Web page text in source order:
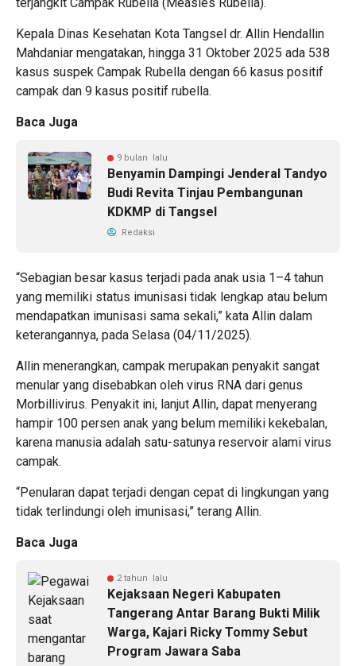
Kepala Dinas Kesehatan Kota Tangsel dr. Allin Hendallin
Mahdaniar mengatakan, hingga 31 Oktober 2025 ada 538
kasus suspek Campak Rubella dengan 66 kasus positif
campak dan 9 kasus positif rubella.
Baca Juga
9 bulan lalu
Benyamin Dampingi Jenderal Tandyo
Budi Revita Tinjau Pembangunan
KDKMP di Tangsel
Redaksi
“Sebagian besar kasus terjadi pada anak usia 1–4 tahun
yang memiliki status imunisasi tidak lengkap atau belum
mendapatkan imunisasi sama sekali,” kata Allin dalam
keterangannya, pada Selasa (04/11/2025).
Allin menerangkan, campak merupakan penyakit sangat
menular yang disebabkan oleh virus RNA dari genus
Morbillivirus. Penyakit ini, lanjut Allin, dapat menyerang
hampir 100 persen anak yang belum memiliki kekebalan,
karena manusia adalah satu-satunya reservoir alami virus
campak.
“Penularan dapat terjadi dengan cepat di lingkungan yang
tidak terlindungi oleh imunisasi,” terang Allin.
Baca Juga
2 tahun lalu
Kejaksaan Negeri Kabupaten
Tangerang Antar Barang Bukti Milik
Warga, Kajari Ricky Tommy Sebut
Program Jawara Saba